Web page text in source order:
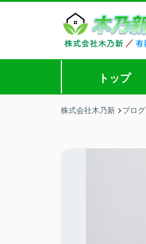
トップ
株式会社木乃新 ブログ